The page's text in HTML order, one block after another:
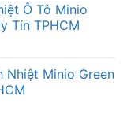
Ô Tô Minio
Tín TPHCM
Nhiệt Minio Green